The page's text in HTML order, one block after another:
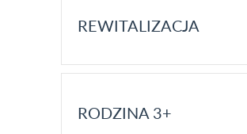
REWITALIZACJA
RODZINA 3+